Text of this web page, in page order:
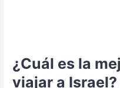
¿Cuál es la
viajar a